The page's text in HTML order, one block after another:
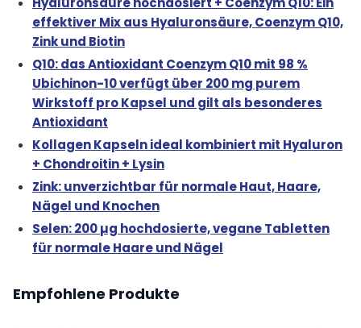
effektiver Mix aus Hyaluronsäure, Coenzym Q10,
Zink und Biotin
Q10: das Antioxidant Coenzym Q10 mit 98 %
Ubichinon-10 verfügt über 200 mg purem
Wirkstoff pro Kapsel und gilt als besonderes
Antioxidant
Kollagen Kapseln ideal kombiniert mit Hyaluron
+ Chondroitin + Lysin
Zink: unverzichtbar für normale Haut, Haare,
Nägel und Knochen
Selen: 200 µg hochdosierte, vegane Tabletten
für normale Haare und Nägel
Empfohlene Produkte